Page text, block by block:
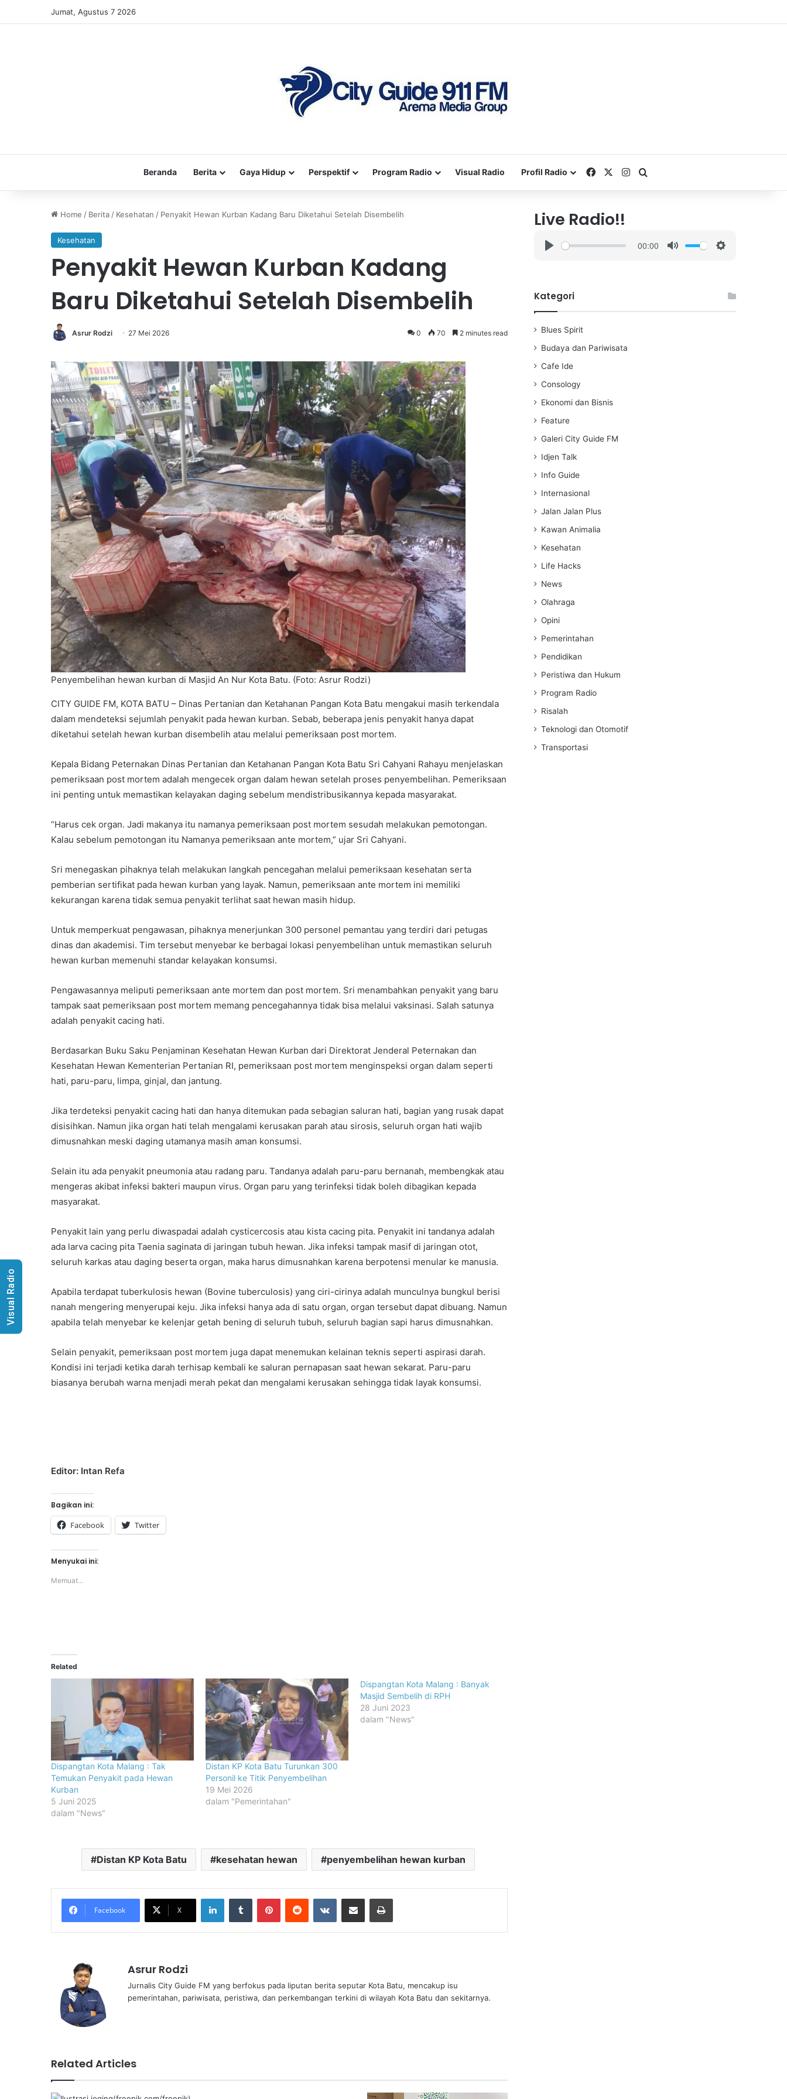
Jumat, Agustus 7 2026
Beranda Berita Gaya Hidup Perspektif Program Radio Visual Radio Profil Radio FacebookInstagram
Home / Berita / Kesehatan / Penyakit Hewan Kurban Kadang Baru Diketahui Setelah Disembelih
Kesehatan
Penyakit Hewan Kurban Kadang
Baru Diketahui Setelah Disembelih
Asrur Rodzi 27 Mei 2026 0 70 2 minutes read
Penyembelihan hewan kurban di Masjid An Nur Kota Batu. (Foto: Asrur Rodzi)
CITY GUIDE FM, KOTA BATU – Dinas Pertanian dan Ketahanan Pangan Kota Batu mengakui masih terkendala
dalam mendeteksi sejumlah penyakit pada hewan kurban. Sebab, beberapa jenis penyakit hanya dapat
diketahui setelah hewan kurban disembelih atau melalui pemeriksaan post mortem.
Kepala Bidang Peternakan Dinas Pertanian dan Ketahanan Pangan Kota Batu Sri Cahyani Rahayu menjelaskan
pemeriksaan post mortem adalah mengecek organ dalam hewan setelah proses penyembelihan. Pemeriksaan
ini penting untuk memastikan kelayakan daging sebelum mendistribusikannya kepada masyarakat.
“Harus cek organ. Jadi makanya itu namanya pemeriksaan post mortem sesudah melakukan pemotongan.
Kalau sebelum pemotongan itu Namanya pemeriksaan ante mortem,” ujar Sri Cahyani.
Sri menegaskan pihaknya telah melakukan langkah pencegahan melalui pemeriksaan kesehatan serta
pemberian sertifikat pada hewan kurban yang layak. Namun, pemeriksaan ante mortem ini memiliki
kekurangan karena tidak semua penyakit terlihat saat hewan masih hidup.
Untuk memperkuat pengawasan, pihaknya menerjunkan 300 personel pemantau yang terdiri dari petugas
dinas dan akademisi. Tim tersebut menyebar ke berbagai lokasi penyembelihan untuk memastikan seluruh
hewan kurban memenuhi standar kelayakan konsumsi.
Pengawasannya meliputi pemeriksaan ante mortem dan post mortem. Sri menambahkan penyakit yang baru
tampak saat pemeriksaan post mortem memang pencegahannya tidak bisa melalui vaksinasi. Salah satunya
adalah penyakit cacing hati.
Berdasarkan Buku Saku Penjaminan Kesehatan Hewan Kurban dari Direktorat Jenderal Peternakan dan
Kesehatan Hewan Kementerian Pertanian RI, pemeriksaan post mortem menginspeksi organ dalam seperti
hati, paru-paru, limpa, ginjal, dan jantung.
Jika terdeteksi penyakit cacing hati dan hanya ditemukan pada sebagian saluran hati, bagian yang rusak dapat
disisihkan. Namun jika organ hati telah mengalami kerusakan parah atau sirosis, seluruh organ hati wajib
dimusnahkan meski daging utamanya masih aman konsumsi.
Selain itu ada penyakit pneumonia atau radang paru. Tandanya adalah paru-paru bernanah, membengkak atau
mengeras akibat infeksi bakteri maupun virus. Organ paru yang terinfeksi tidak boleh dibagikan kepada
masyarakat.
Penyakit lain yang perlu diwaspadai adalah cysticercosis atau kista cacing pita. Penyakit ini tandanya adalah
ada larva cacing pita Taenia saginata di jaringan tubuh hewan. Jika infeksi tampak masif di jaringan otot,
seluruh karkas atau daging beserta organ, maka harus dimusnahkan karena berpotensi menular ke manusia.
Apabila terdapat tuberkulosis hewan (Bovine tuberculosis) yang ciri-cirinya adalah munculnya bungkul berisi
nanah mengering menyerupai keju. Jika infeksi hanya ada di satu organ, organ tersebut dapat dibuang. Namun
apabila telah menyebar ke kelenjar getah bening di seluruh tubuh, seluruh bagian sapi harus dimusnahkan.
Selain penyakit, pemeriksaan post mortem juga dapat menemukan kelainan teknis seperti aspirasi darah.
Kondisi ini terjadi ketika darah terhisap kembali ke saluran pernapasan saat hewan sekarat. Paru-paru
biasanya berubah warna menjadi merah pekat dan mengalami kerusakan sehingga tidak layak konsumsi.
Editor: Intan Refa
Bagikan ini:
Facebook Twitter
Menyukai ini:
Memuat...
Related
Dispangtan Kota Malang : Tak
Temukan Penyakit pada Hewan
Kurban
5 Juni 2025
dalam "News"
Distan KP Kota Batu Turunkan 300
Personil ke Titik Penyembelihan
19 Mei 2026
dalam "Pemerintahan"
Dispangtan Kota Malang : Banyak
Masjid Sembelih di RPH
28 Juni 2023
dalam "News"
Distan KP Kota Batu kesehatan hewan penyembelihan hewan kurban
Facebook X
LinkedInTumblr PinterestReddit VKontakteShare via Email Print
Asrur Rodzi
Jurnalis City Guide FM yang berfokus pada liputan berita seputar Kota Batu, mencakup isu
pemerintahan, pariwisata, peristiwa, dan perkembangan terkini di wilayah Kota Batu dan sekitarnya.
Related Articles
Live Radio!!
y
00:00
i
Kategori
Blues Spirit
Budaya dan Pariwisata
Cafe Ide
Consology
Ekonomi dan Bisnis
Feature
Galeri City Guide FM
Idjen Talk
Info Guide
Internasional
Jalan Jalan Plus
Kawan Animalia
Kesehatan
Life Hacks
News
Olahraga
Opini
Pemerintahan
Pendidikan
Peristiwa dan Hukum
Program Radio
Risalah
Teknologi dan Otomotif
Transportasi
Visual Radio